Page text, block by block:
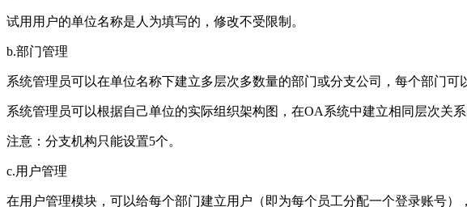
试用用户的单位名称是人为填写的，修改不受限制。
b.部门管理
系统管理员可以在单位名称下建立多层次多数量的部门或分支公司，每个部门可
系统管理员可以根据自己单位的实际组织架构图，在OA系统中建立相同层次关
注意：分支机构只能设置5个。
c.用户管理
在用户管理模块，可以给每个部门建立用户（即为每个员工分配一个登录账号